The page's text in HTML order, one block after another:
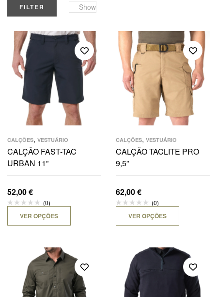
FILTER Show
CALÇÕES, VESTUÁRIO
CALÇÃO FAST-TAC
URBAN 11”
52,00€
(0)
VER OPÇÕES
CALÇÕES, VESTUÁRIO
CALÇÃO TACLITE PRO
9,5”
62,00€
(0)
VER OPÇÕES